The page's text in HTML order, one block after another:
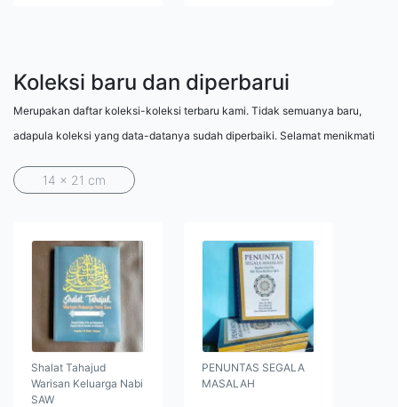
Koleksi baru dan diperbarui
Merupakan daftar koleksi-koleksi terbaru kami. Tidak semuanya baru,
adapula koleksi yang data-datanya sudah diperbaiki. Selamat menikmati
14 x 21 cm
Shalat Tahajud
Warisan Keluarga Nabi
SAW
PENUNTAS SEGALA
MASALAH